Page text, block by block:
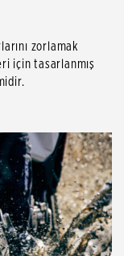
zorlamak
için tasarlanmış